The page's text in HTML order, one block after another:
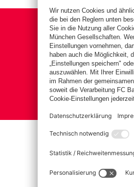
Basketball Frauen
Impressum